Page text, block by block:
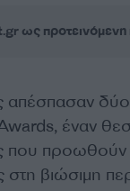
ως προτεινόμενη
απέσπασαν
έναν
που προωθούν
βιώσιμη